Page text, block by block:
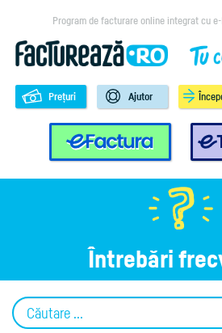
Program de facturare online integrat cu
e-Factura
Prețuri Ajutor
Întrebări